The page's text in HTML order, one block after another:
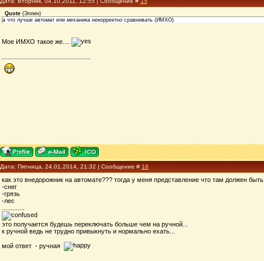
Quote(Эллин)
а что лучше автомат или механика некорректно сравнивать (ИМХО)
Мое ИМХО такое же....
Дата: Пятница, 24.01.2014, 21:32 | Сообщение # 16
как это внедорожник на автомате??? тогда у меня представление что там должен
-снег
-грязь
-лес
это получается будешь переключать больше чем на ручной...
к ручной ведь не трудно привыкнуть и нормально ехать...
мой ответ - ручная